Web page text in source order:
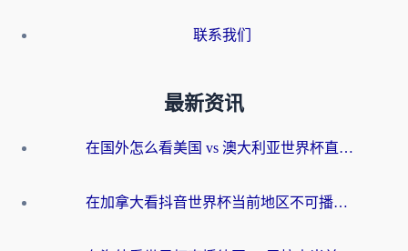
联系我们
最新资讯
在国外怎么看美国 vs 澳大利亚世界杯直播？海外党必藏的中文解说观赛指南
在加拿大看抖音世界杯当前地区不可播放？海外党体育观赛终极指南